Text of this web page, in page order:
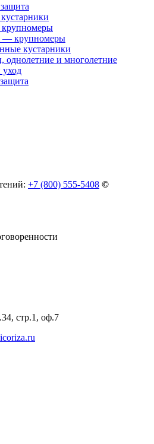
— крупномеры
кустарники
однолетние и многолетние
уход
+7 (800) 555-5408 ©
стр.1, оф.7